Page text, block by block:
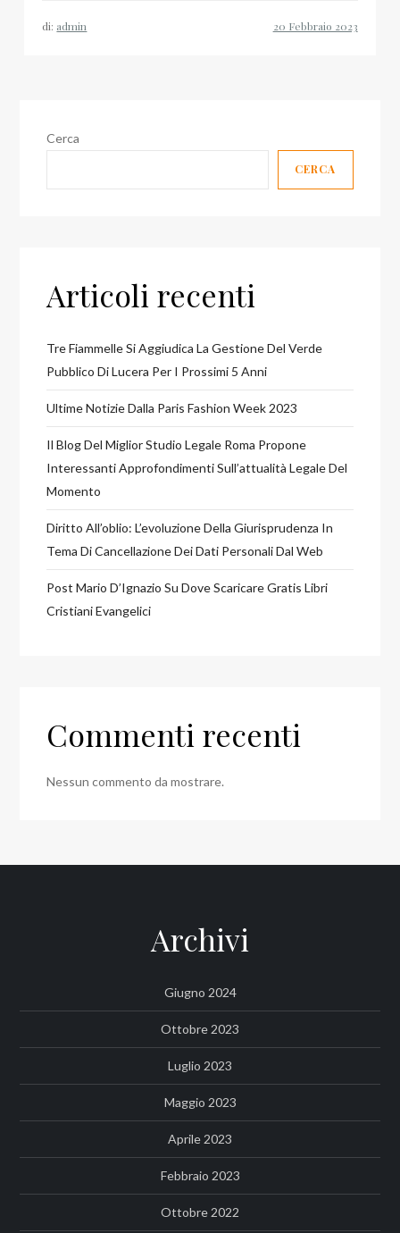
di: admin
Cerca
CERCA
Articoli recenti
Tre Fiammelle Si Aggiudica La Gestione Del Verde
Pubblico Di Lucera Per I Prossimi 5 Anni
Ultime Notizie Dalla Paris Fashion Week 2023
Il Blog Del Miglior Studio Legale Roma Propone
Interessanti Approfondimenti Sull’attualità Legale Del
Momento
Diritto All’oblio: L’evoluzione Della Giurisprudenza In
Tema Di Cancellazione Dei Dati Personali Dal Web
Post Mario D’Ignazio Su Dove Scaricare Gratis Libri
Cristiani Evangelici
Commenti recenti
Nessun commento da mostrare.
Archivi
Giugno 2024
Ottobre 2023
Luglio 2023
Maggio 2023
Aprile 2023
Febbraio 2023
Ottobre 2022